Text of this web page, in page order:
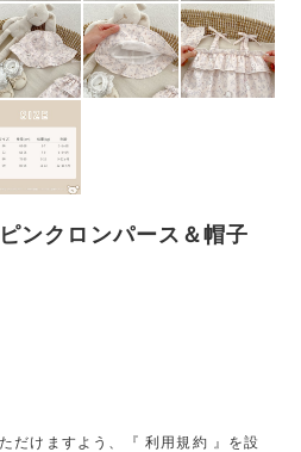
ンクロンパース＆帽子
だけますよう、『 利用規約 』を設